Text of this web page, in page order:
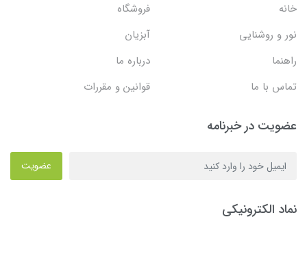
خانه
فروشگاه
نور و روشنایی
آبزیان
راهنما
درباره ما
تماس با ما
قوانین و مقررات
عضویت در خبرنامه
عضویت
نماد الکترونیکی